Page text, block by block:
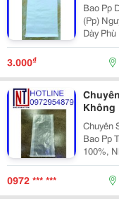
Bao Pp
(Pp)
Dày
Và Được
Gồm 2 Lớp: Vải Pp Dệt Có Tác
3.000₫
Không
Chuyên
Bao Pp
100%,
Năng
Là
0972 *** ***